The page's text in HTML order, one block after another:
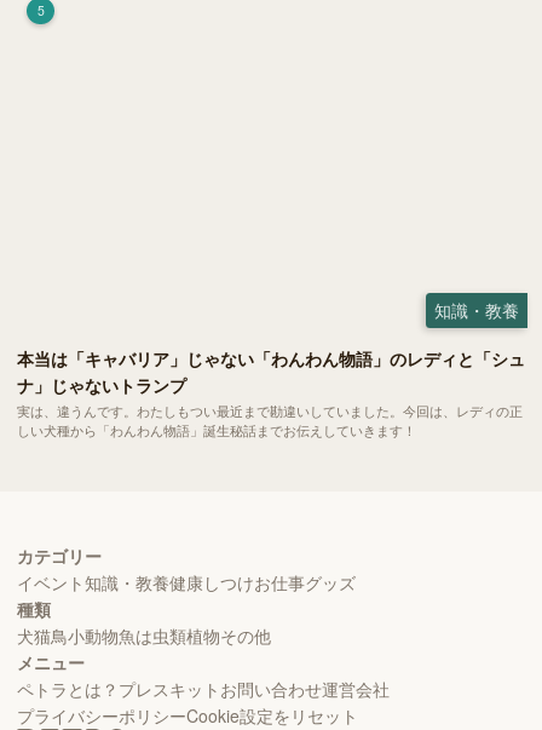
5
知識・教養
本当は「キャバリア」じゃない「わんわん物語」のレディと「シュ
ナ」じゃないトランプ
実は、違うんです。わたしもつい最近まで勘違いしていました。今回は、レディの正
しい犬種から「わんわん物語」誕生秘話までお伝えしていきます！
カテゴリー
イベント知識・教養健康しつけお仕事グッズ
種類
犬猫鳥小動物魚は虫類植物その他
メニュー
ペトラとは？ プレスキット お問い合わせ運営会社
プライバシーポリシーCookie設定をリセット